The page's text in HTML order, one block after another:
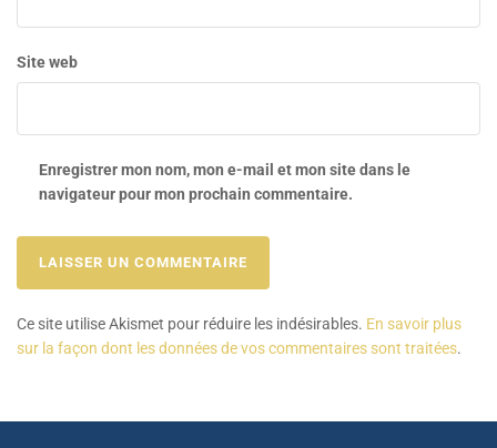
Site web
Enregistrer mon nom, mon e-mail et mon site dans le
navigateur pour mon prochain commentaire.
Ce site utilise Akismet pour réduire les indésirables. En savoir plus
sur la façon dont les données de vos commentaires sont traitées.